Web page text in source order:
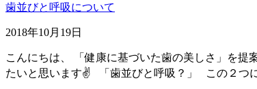
歯並びと呼吸について
2018年10月19日
こんにちは、 「健康に基づいた歯の美しさ」を
たいと思います✌️ 「歯並びと呼吸？」 この２つ